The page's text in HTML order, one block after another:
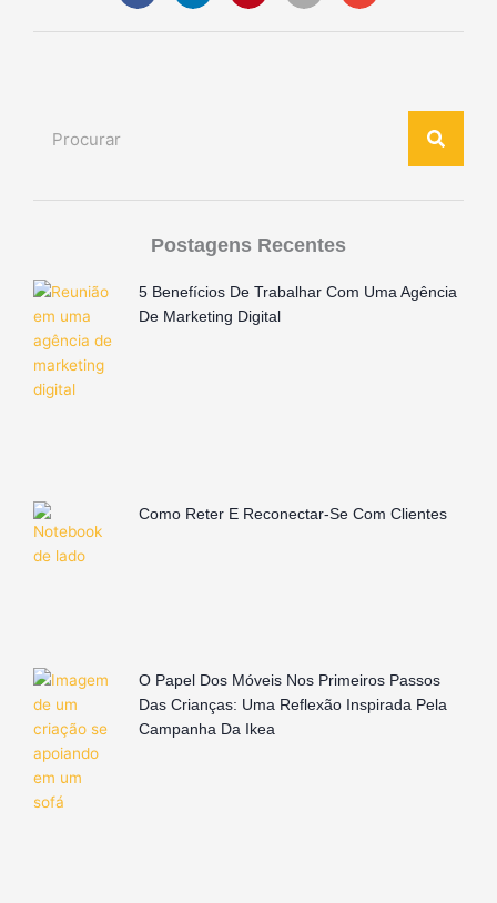
Postagens Recentes
5 Benefícios De Trabalhar Com Uma Agência
De Marketing Digital
Como Reter E Reconectar-Se Com Clientes
O Papel Dos Móveis Nos Primeiros Passos
Das Crianças: Uma Reflexão Inspirada Pela
Campanha Da Ikea